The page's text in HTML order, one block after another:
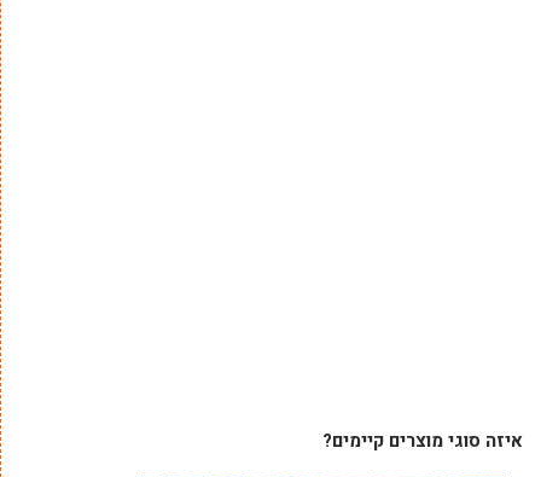
איזה סוגי מוצרים קיימים?